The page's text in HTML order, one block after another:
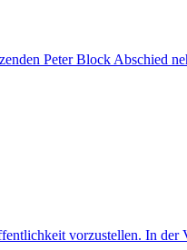
Peter Block Abschied
vorzustellen. In